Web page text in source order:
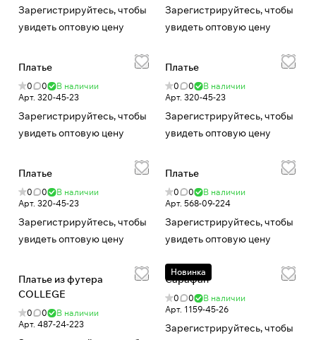
Зарегистрируйтесь, чтобы
увидеть оптовую цену
Зарегистрируйтесь, чтобы
увидеть оптовую цену
Платье
0 0
В наличии
Арт. 320-45-23
Зарегистрируйтесь, чтобы
увидеть оптовую цену
Платье
0 0
В наличии
Арт. 320-45-23
Зарегистрируйтесь, чтобы
увидеть оптовую цену
Платье
0 0
В наличии
Арт. 320-45-23
Зарегистрируйтесь, чтобы
увидеть оптовую цену
Платье
0 0
В наличии
Арт. 568-09-224
Зарегистрируйтесь, чтобы
увидеть оптовую цену
Платье из футера
COLLEGE
0 0
В наличии
Арт. 487-24-223
Новинка
Сарафан
0 0
В наличии
Арт. 1159-45-26
Зарегистрируйтесь, чтобы